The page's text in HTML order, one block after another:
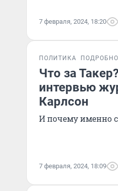
7 февраля, 2024, 18:20
ПОЛИТИКА
Что за
интервью
Карлсон
И почему именно
7 февраля, 2024, 18:09